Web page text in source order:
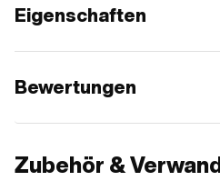
Eigenschaften
Bewertungen
Zubehör &